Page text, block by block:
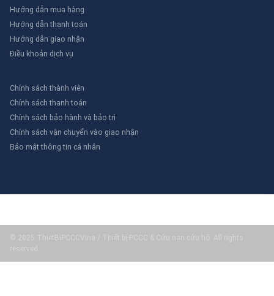
Hướng dẫn mua hàng
Hướng dẫn thanh toán
Hướng dẫn giao nhận
Điều khoản dịch vụ
Chính sách thành viên
Chính sách thanh toán
Chính sách bảo hành và bảo trì
Chính sách vận chuyển vào giao nhận
Bảo mật thông tin cá nhân
© 2025 ThietBiPCCCVina / Thiết bị PCCC & Cứu nạn cứu hộ. All rights
reserved.